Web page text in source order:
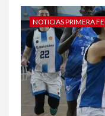
NOTICIAS PRIMERA